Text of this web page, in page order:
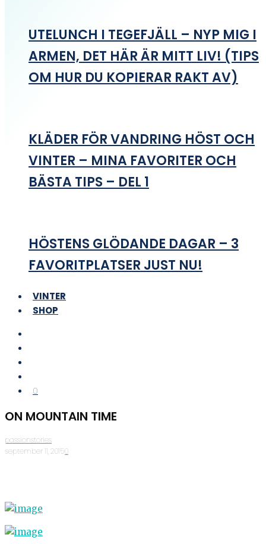
UTELUNCH I TEGEFJÄLL – NYP MIG I
ARMEN, DET HÄR ÄR MITT LIV! (TIPS
OM HUR DU KOPIERAR RAKT AV)
KLÄDER FÖR VANDRING HÖST OCH
VINTER – MINA FAVORITER OCH
BÄSTA TIPS – DEL 1
HÖSTENS GLÖDANDE DAGAR – 3
FAVORITPLATSER JUST NU!
VINTER
SHOP
0
ON MOUNTAIN TIME
passionstories
·september 11, 2015·0